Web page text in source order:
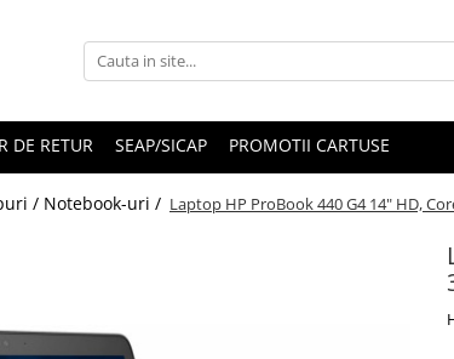
DE RETUR SEAP/SICAP PROMOTII CARTUSE
/ Notebook-uri / Laptop HP ProBook 440 G4 14" HD,